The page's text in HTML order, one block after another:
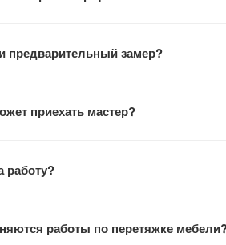
фронт работ, подбирает
предварительный замер?
Также заказчику не нужно
приехать мастер?
согласуется с заказчиком.
работу?
гарантийный срок на выполненные
работы по перетяжке